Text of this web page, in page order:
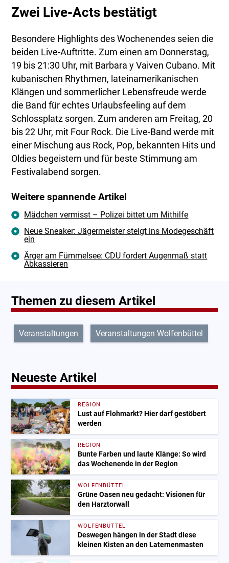
Zwei Live-Acts bestätigt
Besondere Highlights des Wochenendes seien die
beiden Live-Auftritte. Zum einen am Donnerstag,
19 bis 21:30 Uhr, mit Barbara y Vaiven Cubano. Mit
kubanischen Rhythmen, lateinamerikanischen
Klängen und sommerlicher Lebensfreude werde
die Band für echtes Urlaubsfeeling auf dem
Schlossplatz sorgen. Zum anderen am Freitag, 20
bis 22 Uhr, mit Four Rock. Die Live-Band werde mit
einer Mischung aus Rock, Pop, bekannten Hits und
Oldies begeistern und für beste Stimmung am
Festivalabend sorgen.
Weitere spannende Artikel
Mädchen vermisst – Polizei bittet um Mithilfe
Neue Sneaker: Jägermeister steigt ins Modegeschäft
ein
Ärger am Fümmelsee: CDU fordert Augenmaß statt
Abkassieren
Themen zu diesem Artikel
Veranstaltungen Veranstaltungen Wolfenbüttel
Neueste Artikel
REGION
Lust auf Flohmarkt? Hier darf gestöbert
werden
REGION
Bunte Farben und laute Klänge: So wird
das Wochenende in der Region
WOLFENBÜTTEL
Grüne Oasen neu gedacht: Visionen für
den Harztorwall
WOLFENBÜTTEL
Deswegen hängen in der Stadt diese
kleinen Kisten an den Laternenmasten